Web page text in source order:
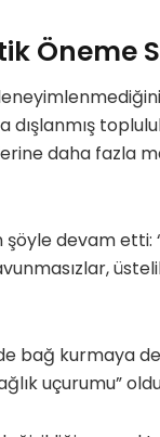
Öneme
daha fazla
devam etti:
bağ kurmaya
uçurumu”